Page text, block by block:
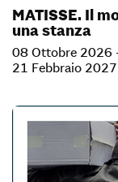
MATISSE. Il
una stanza
08 Ottobre 2026
21 Febbraio 2027